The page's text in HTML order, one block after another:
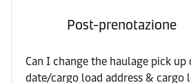
Post-prenotazione
Can I change the haulage pick
date/cargo load address & cargo